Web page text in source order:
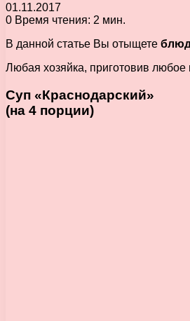
01.11.2017
0 Время чтения: 2 мин.
В данной статье Вы отыщете
Любая хозяйка, приготовив
Суп «Краснодарский»
(на 4 порции)